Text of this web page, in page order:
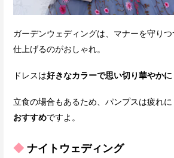
ガーデンウェディングは、マナーを守り
仕上げるのがおしゃれ。
ドレスは好きなカラーで思い切り華やかに
立食の場合もあるため、パンプスは疲れに
おすすめですよ。
◆ ナイトウェディング